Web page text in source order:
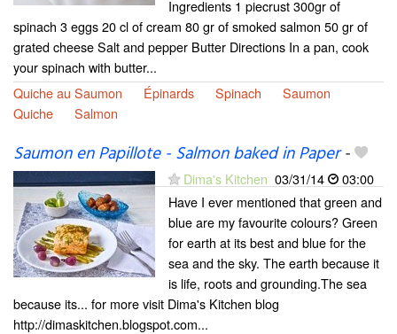
Ingredients 1 piecrust 300gr of
spinach 3 eggs 20 cl of cream 80 gr of smoked salmon 50 gr of
grated cheese Salt and pepper Butter Directions In a pan, cook
your spinach with butter...
Quiche au Saumon
Épinards Spinach
Saumon
Quiche
Salmon
Saumon en Papillote - Salmon baked in Paper-
Dima's Kitchen 03/31/14
03:00
Have I ever mentioned that green and
blue are my favourite colours? Green
for earth at its best and blue for the
sea and the sky. The earth because it
is life, roots and grounding.The sea
because its... for more visit Dima's Kitchen blog
http://dimaskitchen.blogspot.com...